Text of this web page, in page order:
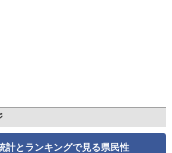
計とランキングで見る県民性